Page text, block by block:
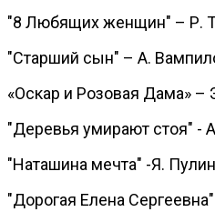
"8 Любящих женщин" – Р.
"Старший сын" – А.
«Оскар и Розовая Дама» –
"Деревья умирают стоя" -
"Наташина мечта" -Я.
"Дорогая Елена